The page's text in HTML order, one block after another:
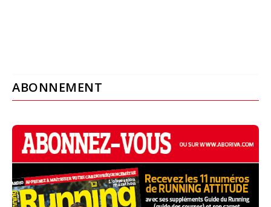
ABONNEMENT